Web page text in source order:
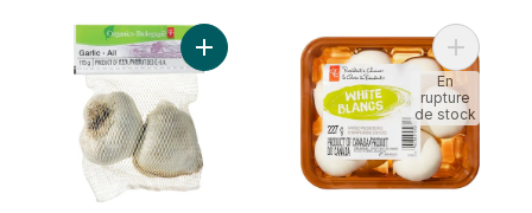
Ajouter Ail au panier Ajouter
En
rupture
de stock